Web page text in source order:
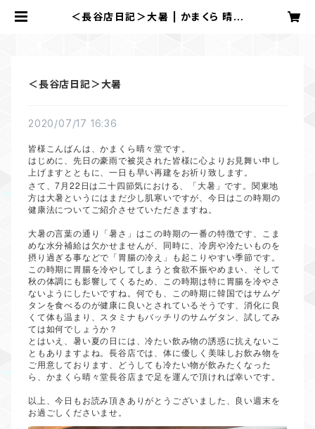
＜長谷店日記＞大暑 | かまくら 晴々
＜長谷店日記＞大暑
2020/07/17 16:36
皆様こんばんは、かまくら晴々堂です。
はじめに、先日の豪雨で被災された皆様に心よりお見舞い申し
上げますとともに、一日も早い再建をお祈り致します。
さて、7 月22 日は二十四節気における、「大暑」です。関東地
方は大暑というにはまだ少し肌寒いですが、今日はこの時期の
健康法についてご紹介させていただきますね。
大暑の言葉の通り「暑さ」はこの時期の一番の特徴です、こま
めな水分補給は欠かせませんが、同時に、冷房や冷たいものを
摂り過ぎる事などで「胃腸の冷え」も起こりやすい季節です。
この時期に胃腸を冷やしてしまうと食欲不振やめまい、そして
秋の体調にも影響してくるため、この時期は特に胃腸を冷やさ
ないようにしたいですね。何でも、この時期に韓国ではサムゲ
タンを食べるのが健康に良いとされているそうです、消化に良
くて体も温まり、スタミナもバッチリのサムゲタン、試してみ
ては如何でしょうか？
とはいえ、暑い夏の日には、冷たい飲み物の誘惑に抗えないこ
ともありますよね。長谷店では、体に優しく美味しお飲み物を
ご用意しております、どうしても冷たい物が飲みたくなった
ら、かまくら晴々堂長谷店まで足を運んで頂ければ幸いです。
以上、今日もお読み頂きありがとうございました、良い週末を
お過ごしくださいませ。